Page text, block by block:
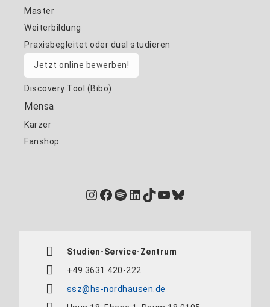
Master
Weiterbildung
Praxisbegleitet oder dual studieren
Jetzt online bewerben!
Discovery Tool (Bibo)
Mensa
Karzer
Fanshop
Instagram
Facebook
Spotify
LinkedIn
TikTok
YouTube
Bluesky
Studien-Service-Zentrum
+49 3631 420-222
ssz@hs-nordhausen.de